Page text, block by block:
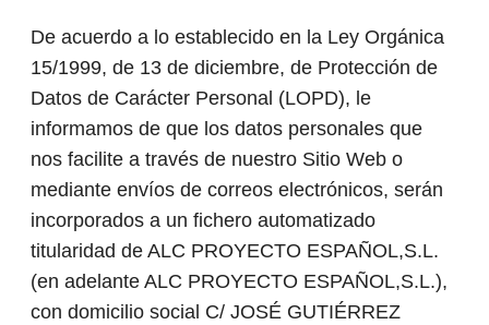
De acuerdo a lo establecido en la Ley Orgánica
15/1999, de 13 de diciembre, de Protección de
Datos de Carácter Personal (LOPD), le
informamos de que los datos personales que
nos facilite a través de nuestro Sitio Web o
mediante envíos de correos electrónicos, serán
incorporados a un fichero automatizado
titularidad de ALC PROYECTO ESPAÑOL,S.L.
(en adelante ALC PROYECTO ESPAÑOL,S.L.),
con domicilio social C/ JOSÉ GUTIÉRREZ